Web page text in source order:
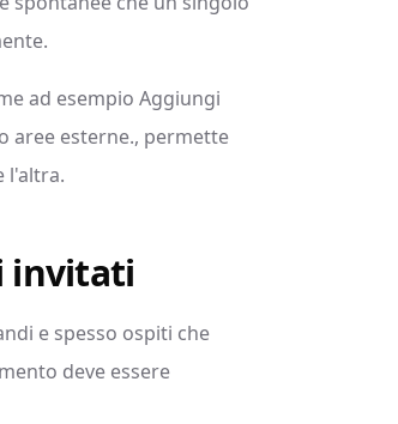
ad esempio Aggiungi
aree esterne., permette
l'altra.
invitati
e spesso ospiti che
deve essere